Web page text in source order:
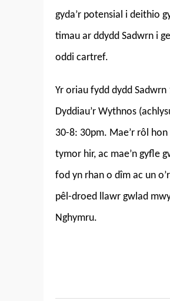
gyda’r potensial i deithio
timau ar ddydd Sadwrn i
oddi cartref.
Yr oriau fydd dydd Sadwrn
Dyddiau’r Wythnos
30-8: 30pm. Mae’r rôl hon
tymor hir, ac mae’n gyfle
fod yn rhan o dîm ac un
pêl-droed llawr gwlad
Nghymru.